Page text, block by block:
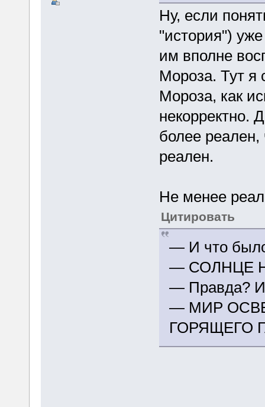
Ну, если
"история")
им вполне
Мороза. Тут я
Мороза, как
некорректно.
более
реален.
Не менее
Цитировать
— И что
— СОЛНЦЕ
— Правда?
— МИР
ГОРЯЩЕГО